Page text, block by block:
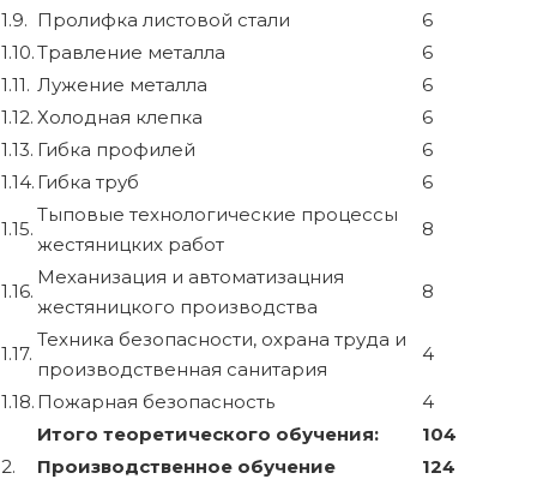
1.9. Пролифка листовой стали
6
1.10.Травление металла
6
1.11. Лужение металла
6
1.12. Холодная клепка
6
1.13. Гибка профилей
6
1.14. Гибка труб 6
1.15.
Тыповые технологические процессы
жестяницких работ
8
1.16.
Механизация и автоматизацния
жестяницкого производства
8
1.17.
Техника безопасности, охрана труда и
производственная санитария
4
1.18. Пожарная безопасность
4
Итого теоретического обучения:
104
2.
Производственное обучение 124